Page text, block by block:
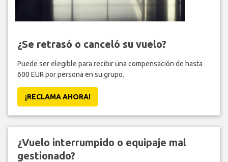
¿Se retrasó o canceló su vuelo?
Puede ser elegible para recibir una compensación de hasta
600 EUR por persona en su grupo.
¡RECLAMA AHORA!
¿Vuelo interrumpido o equipaje mal
gestionado?